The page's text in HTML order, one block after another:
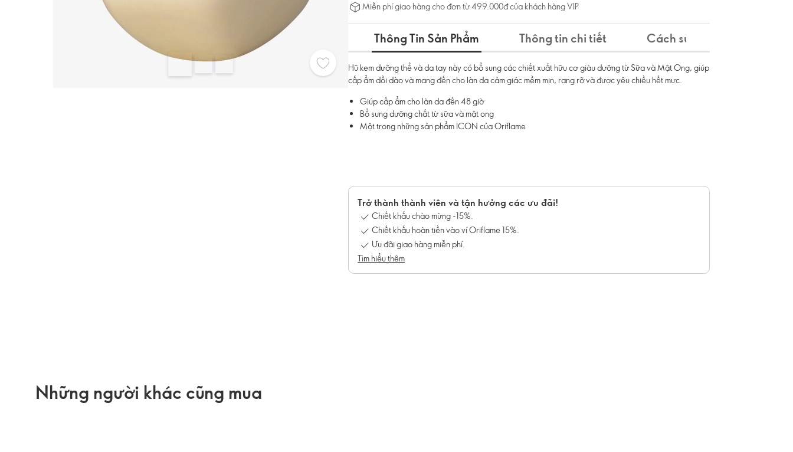
Miễn phí giao hàng cho đơn từ 499.000đ của khách hàng VIP
Thông Tin Sản Phẩm Thông tin chi tiết Cách sử dụng
Hũ kem dưỡng thể và da tay này có bổ sung các chiết xuất hữu cơ giàu dưỡng từ Sữa và Mật Ong, giúp
cấp ẩm dồi dào và mang đến cho làn da cảm giác mềm mịn, rạng rỡ và được yêu chiều hết mực.
Giúp cấp ẩm cho làn da đến 48 giờ
Bổ sung dưỡng chất từ sữa và mật ong
Một trong những sản phẩm ICON của Oriflame
Trở thành thành viên và tận hưởng các ưu đãi!
Chiết khấu chào mừng -15%.
Chiết khấu hoàn tiền vào ví Oriflame 15%.
Ưu đãi giao hàng miễn phí.
Tìm hiểu thêm
Những người khác cũng mua